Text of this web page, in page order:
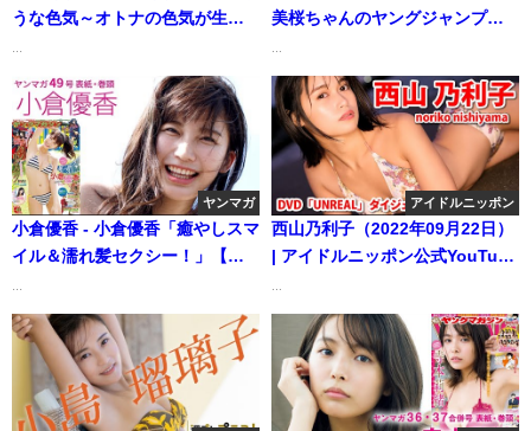
うな色気～オトナの色気が生む
【GRAVURE】 (Dec 13, 2025) |
Channel MNKさんより
美桜ちゃんのヤングジャンプ特
始！【ASMR】【グラビア】
（2023年03月01日） | ヤンジャ
ンTV【集英社ヤングジャンプ公
式】さんより
ヤンマガ
小倉優香 - 小倉優香「癒やしスマ
イル＆濡れ髪セクシー！」【ヤ
り
アイドルニッポン
西山乃利子（2022年09月22日）
| アイドルニッポン公式YouTube